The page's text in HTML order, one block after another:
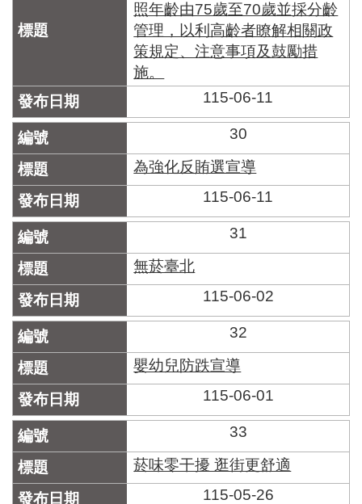
照年齡由75歲至70歲並採分齡
管理，以利高齡者瞭解相關政
策規定、注意事項及鼓勵措
施。
115-06-11
30
為強化反賄選宣導
115-06-11
31
無菸臺北
115-06-02
32
嬰幼兒防跌宣導
115-06-01
33
菸味零干擾 逛街更舒適
115-05-26